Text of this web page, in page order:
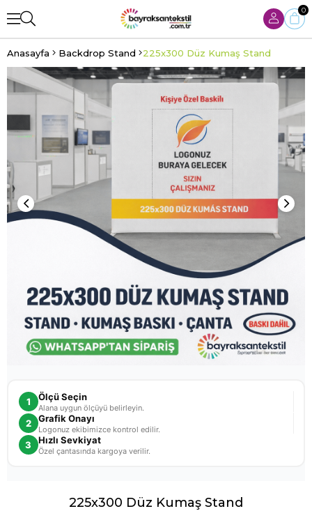
0
Anasayfa Backdrop Stand 225x300 Düz Kumaş Stand
1 Ölçü Seçin
Alana uygun ölçüyü belirleyin.
2 Grafik Onayı
Logonuz ekibimizce kontrol edilir.
3 Hızlı Sevkiyat
Özel çantasında kargoya verilir.
225x300 Düz Kumaş Stand